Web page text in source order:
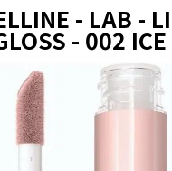
- LAB -
- 002 ICE